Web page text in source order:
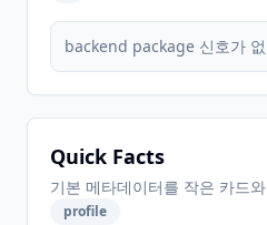
backend package 신호가
Quick Facts
기본 메타데이터를 작은 카드
profile